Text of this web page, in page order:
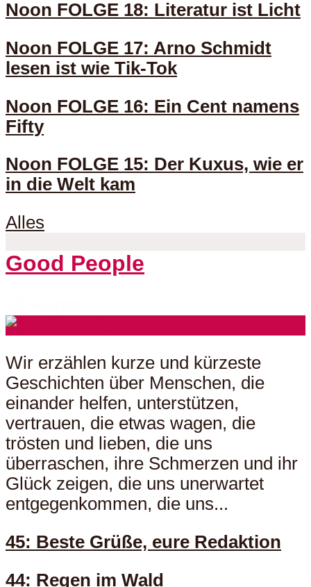
Noon FOLGE 18: Literatur ist Licht
Noon FOLGE 17: Arno Schmidt
lesen ist wie Tik-Tok
Noon FOLGE 16: Ein Cent namens
Fifty
Noon FOLGE 15: Der Kuxus, wie er
in die Welt kam
Alles
Good People
Wir erzählen kurze und kürzeste
Geschichten über Menschen, die
einander helfen, unterstützen,
vertrauen, die etwas wagen, die
trösten und lieben, die uns
überraschen, ihre Schmerzen und ihr
Glück zeigen, die uns unerwartet
entgegenkommen, die uns...
45: Beste Grüße, eure Redaktion
44: Regen im Wald